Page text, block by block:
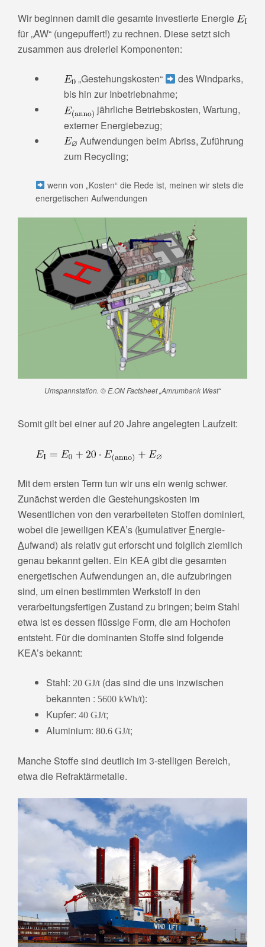
Wir beginnen damit die gesamte investierte Energie
für „AW“ (ungepuffert!) zu rechnen. Diese setzt sich
zusammen aus dreierlei Komponenten:
„Gestehungskosten“
des Windparks,
bis hin zur Inbetriebnahme;
jährliche Betriebskosten, Wartung,
externer Energiebezug;
Aufwendungen beim Abriss, Zuführung
zum Recycling;
wenn von „Kosten“ die Rede ist, meinen wir stets die
energetischen Aufwendungen
Umspannstation. © E.ON Factsheet „Amrumbank West“
Somit gilt bei einer auf 20 Jahre angelegten Laufzeit:
Mit dem ersten Term tun wir uns ein wenig schwer.
Zunächst werden die Gestehungskosten im
Wesentlichen von den verarbeiteten Stoffen dominiert,
wobei die jeweiligen KEA’s (kumulativer Energie-
Aufwand) als relativ gut erforscht und folglich ziemlich
genau bekannt gelten. Ein KEA gibt die gesamten
energetischen Aufwendungen an, die aufzubringen
sind, um einen bestimmten Werkstoff in den
verarbeitungsfertigen Zustand zu bringen; beim Stahl
etwa ist es dessen flüssige Form, die am Hochofen
entsteht. Für die dominanten Stoffe sind folgende
KEA’s bekannt:
Stahl: 20 GJ/t (das sind die uns inzwischen
bekannten : 5600 kWh/t):
Kupfer: 40 GJ/t;
Aluminium: 80.6 GJ/t;
Manche Stoffe sind deutlich im 3-stelligen Bereich,
etwa die Refraktärmetalle.